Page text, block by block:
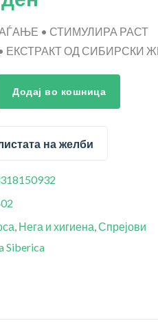
• СТИМУЛИРА РАСТ
ЕКСТРАКТ ОД СИБИРСКИ
Додај во кошница
на желби
, Нега и хигиена,Спрејови
Siberica